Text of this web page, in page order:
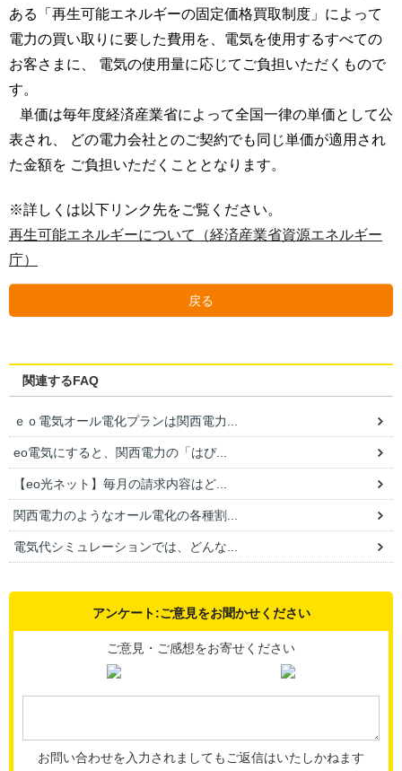
ある「再生可能エネルギーの固定価格買取制度」によって
電力の買い取りに要した費用を、電気を使用するすべての
お客さまに、 電気の使用量に応じてご負担いただくもので
す。
単価は毎年度経済産業省によって全国一律の単価として公
表され、 どの電力会社とのご契約でも同じ単価が適用され
た金額を ご負担いただくこととなります。
※詳しくは以下リンク先をご覧ください。
再生可能エネルギーについて（経済産業省資源エネルギー
庁）
戻る
関連するFAQ
ｅｏ電気オール電化プランは関西電力...
eo電気にすると、関西電力の「はぴ...
【eo光ネット】毎月の請求内容はど...
関西電力のようなオール電化の各種割...
電気代シミュレーションでは、どんな...
アンケート:ご意見をお聞かせください
ご意見・ご感想をお寄せください
お問い合わせを入力されましてもご返信はいたしかねます